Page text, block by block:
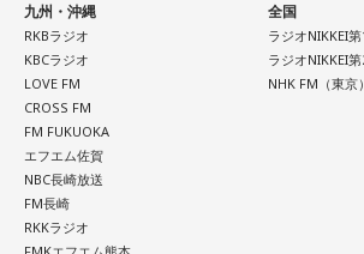
ているのであれば、それは何度も同じこと
からではないでしょうか？ あなたの人生
捉えるために、新しいことに挑戦してみま
不安に思ったり、上手くいかなくてじれっ
かもしれません。そんなときは、楽しむこ
て、完璧を目指さないようにしてみてくだ
して、楽しんでいくことですべてが上手く
九州・沖縄
RKBラジオ
KBCラジオ
LOVE FM
CROSS FM
FM FUKUOKA
エフエム佐賀
NBC長崎放送
FM長崎
RKKラジオ
全国
ラジオNIKKEI第
ラジオNIKKEI
NHK FM（東京）